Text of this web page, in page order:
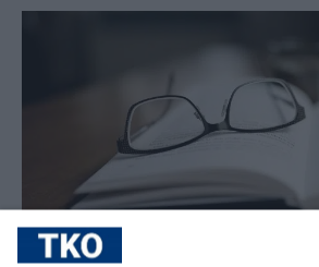
sponsorowane